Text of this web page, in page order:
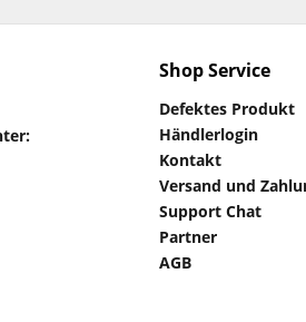
Shop Service
Defektes Produkt
Händlerlogin
Kontakt
Versand und
Support Chat
Partner
AGB